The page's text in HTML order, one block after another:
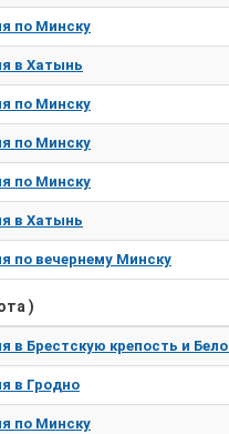
по Минску
в Хатынь
по Минску
по Минску
по Минску
в Хатынь
по вечернему Минску
)
в Брестскую крепость и
в Гродно
по Минску